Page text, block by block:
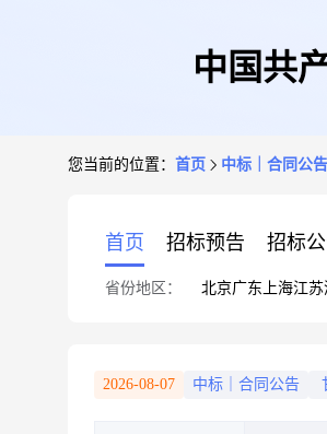
中国共
您当前的位置： 首页 中标｜合同公告
首页 招标预告 招标
省份地区： 北京广东 上海江苏
2026-08-07 中标｜合同公告